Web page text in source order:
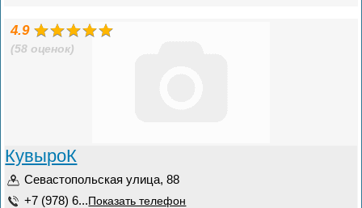
4.9
(58 оценок)
КувыроК
Севастопольская улица, 88
+7 (978) 6... Показать телефон